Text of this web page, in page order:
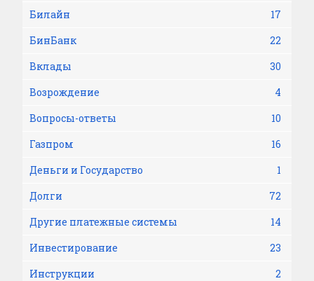
Билайн
17
БинБанк
22
Вклады
30
Возрождение
4
Вопросы-ответы
10
Газпром
16
Деньги и Государство
1
Долги
72
Другие платежные системы
14
Инвестирование
23
Инструкции
2